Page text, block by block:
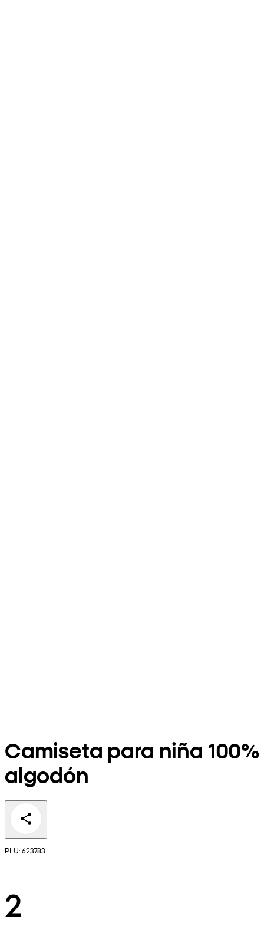
Camiseta para niña 100%
algodón
PLU: 623783
2